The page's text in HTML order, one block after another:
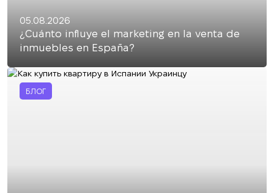
05.08.2026
¿Cuánto influye el marketing en la venta de
inmuebles en España?
БЛОГ